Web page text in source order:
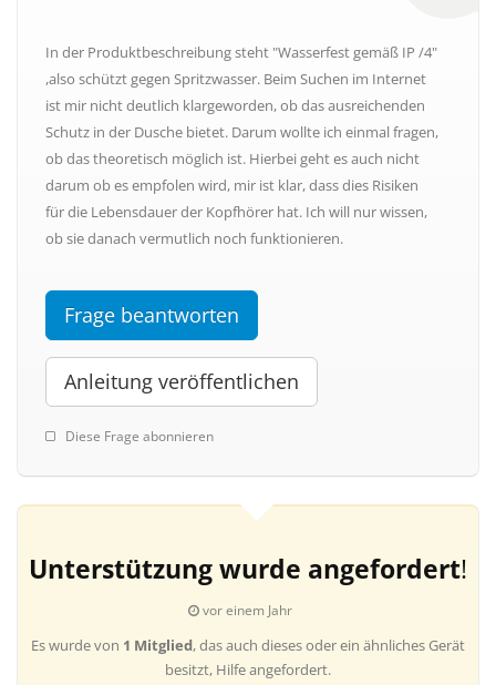
In der Produktbeschreibung steht "Wasserfest gemäß IP /4"
,also schützt gegen Spritzwasser. Beim Suchen im Internet
ist mir nicht deutlich klargeworden, ob das ausreichenden
Schutz in der Dusche bietet. Darum wollte ich einmal fragen,
ob das theoretisch möglich ist. Hierbei geht es auch nicht
darum ob es empfolen wird, mir ist klar, dass dies Risiken
für die Lebensdauer der Kopfhörer hat. Ich will nur wissen,
ob sie danach vermutlich noch funktionieren.
Frage beantworten
Anleitung veröffentlichen
Diese Frage abonnieren
Unterstützung wurde angefordert!
vor einem Jahr
Es wurde von 1 Mitglied, das auch dieses oder ein ähnliches Gerät
besitzt, Hilfe angefordert.